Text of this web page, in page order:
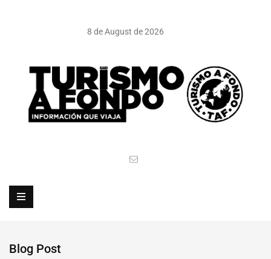
8 de August de 2026
Blog Post